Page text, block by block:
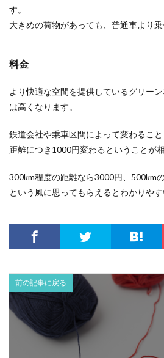
す。
大きめの荷物があっても、普通車より乗
料金
より快適な空間を提供しているグリー
は高くなります。
鉄道会社や乗車区間によって変わるこ
距離につき1000円変わるということが相
300km程度の距離なら3000円、500km
という風に思ってもらえるとわかりやす
前の記事に戻る